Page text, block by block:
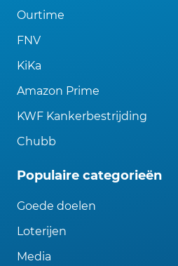
Ourtime
FNV
KiKa
Amazon Prime
KWF Kankerbestrijding
Chubb
Populaire categorieën
Goede doelen
Loterijen
Media